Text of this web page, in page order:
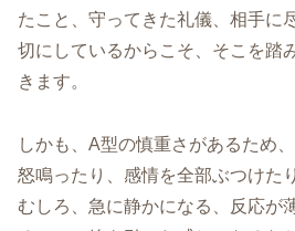
たこと、守ってきた礼儀、相手に
切にしているからこそ、そこを踏
きます。
しかも、A型の慎重さがあるため
怒鳴ったり、感情を全部ぶつけた
むしろ、急に静かになる、反応が